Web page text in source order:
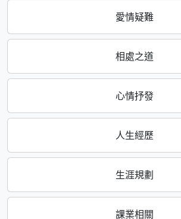
愛情疑難
相處之道
心情抒發
人生經歷
生涯規劃
課業相關